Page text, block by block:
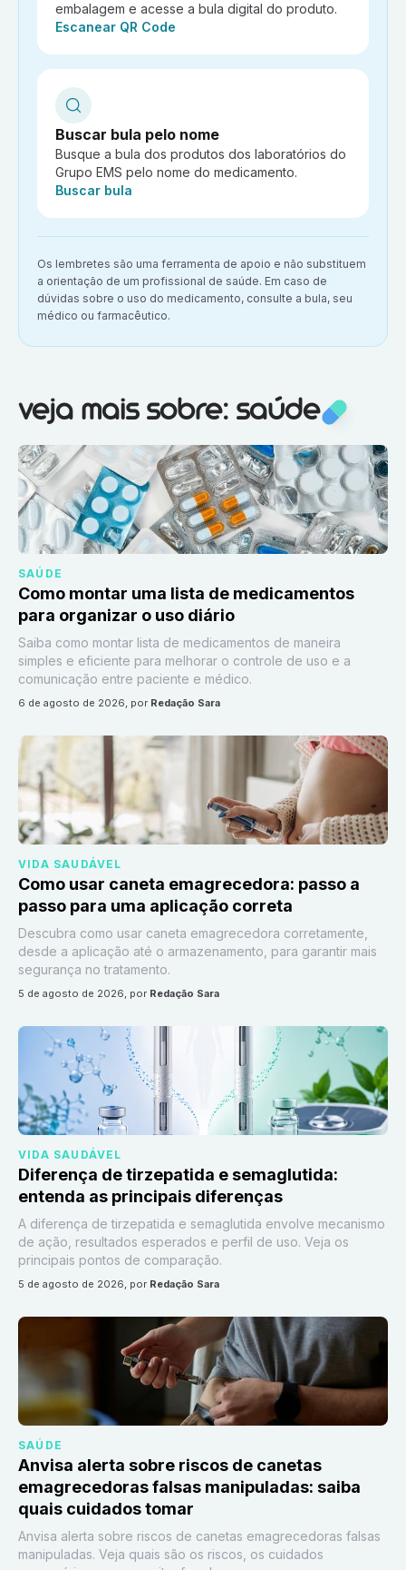
embalagem e acesse a bula digital do produto.
Ação:
Escanear QR Code
Buscar bula pelo nome
Busque a bula dos produtos dos laboratórios do
Grupo EMS pelo nome do medicamento.
Ação:
Buscar bula
Aviso importante:
Os lembretes são uma ferramenta de apoio e não substituem
a orientação de um profissional de saúde. Em caso de
dúvidas sobre o uso do medicamento, consulte a bula, seu
médico ou farmacêutico.
Veja mais sobre:Saúde
veja mais sobre: saúde
SAÚDE
Como montar uma lista de medicamentos
para organizar o uso diário
Saiba como montar lista de medicamentos de maneira
simples e eficiente para melhorar o controle de uso e a
comunicação entre paciente e médico.
6 de agosto de 2026, por Redação Sara
VIDA SAUDÁVEL
Como usar caneta emagrecedora: passo a
passo para uma aplicação correta
Descubra como usar caneta emagrecedora corretamente,
desde a aplicação até o armazenamento, para garantir mais
segurança no tratamento.
5 de agosto de 2026, por Redação Sara
VIDA SAUDÁVEL
Diferença de tirzepatida e semaglutida:
entenda as principais diferenças
A diferença de tirzepatida e semaglutida envolve mecanismo
de ação, resultados esperados e perfil de uso. Veja os
principais pontos de comparação.
5 de agosto de 2026, por Redação Sara
SAÚDE
Anvisa alerta sobre riscos de canetas
emagrecedoras falsas manipuladas: saiba
quais cuidados tomar
Anvisa alerta sobre riscos de canetas emagrecedoras falsas
manipuladas. Veja quais são os riscos, os cuidados